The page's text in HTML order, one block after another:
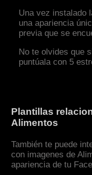
Una vez instalado
una apariencia
previa que se
No te olvides que
puntúala con 5
Plantillas
Alimentos
También te puede
con imagenes de
apariencia de tu